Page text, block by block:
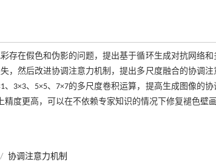
存在假色和伪影的问题，提出基于循环生成对抗网络
，然后改进协调注意力机制，提出多尺度融合的协调
3×3、5×5、7×7的多尺度卷积运算，提高生成图像的
度更高，可以在不依赖专家知识的情况下修复褪色壁
/ 协调注意力机制